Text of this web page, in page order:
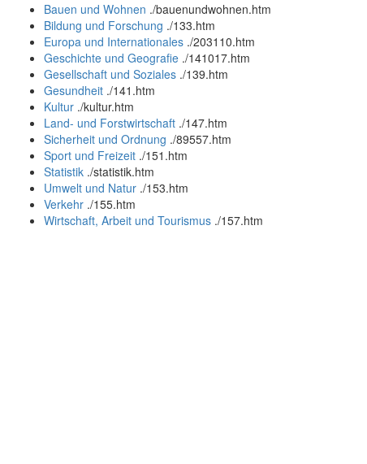
Bauen und Wohnen ./bauenundwohnen.htm
Bildung und Forschung ./133.htm
Europa und Internationales ./203110.htm
Geschichte und Geografie ./141017.htm
Gesellschaft und Soziales ./139.htm
Gesundheit ./141.htm
Kultur ./kultur.htm
Land- und Forstwirtschaft ./147.htm
Sicherheit und Ordnung ./89557.htm
Sport und Freizeit ./151.htm
Statistik ./statistik.htm
Umwelt und Natur ./153.htm
Verkehr ./155.htm
Wirtschaft, Arbeit und Tourismus ./157.htm